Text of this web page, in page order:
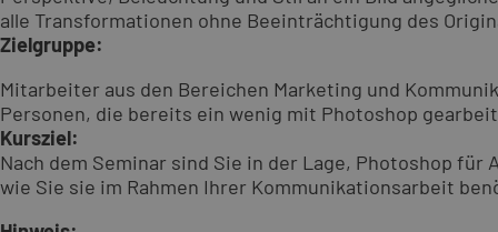
alle Transformationen ohne Beeinträchtigung des
Zielgruppe:
Mitarbeiter aus den Bereichen Marketing und
Personen, die bereits ein wenig mit Photoshop
Kursziel:
Nach dem Seminar sind Sie in der Lage, Photoshop
wie Sie sie im Rahmen Ihrer Kommunikationsarbeit